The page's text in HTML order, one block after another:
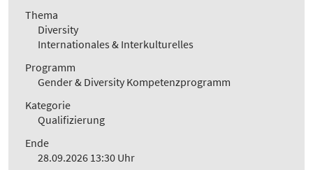
Thema
Diversity
Internationales & Interkulturelles
Programm
Gender & Diversity Kompetenzprogramm
Kategorie
Qualifizierung
Ende
28.09.2026 13:30 Uhr